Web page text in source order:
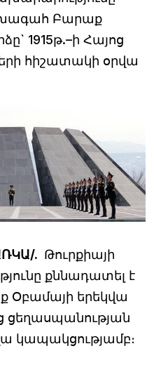
Բարաք
1915թ.–ի Հայոց
հիշատակի օրվա
. Թուրքիայի
քննադատել է
երեկվա
ցեղասպանության
կապակցությամբ։